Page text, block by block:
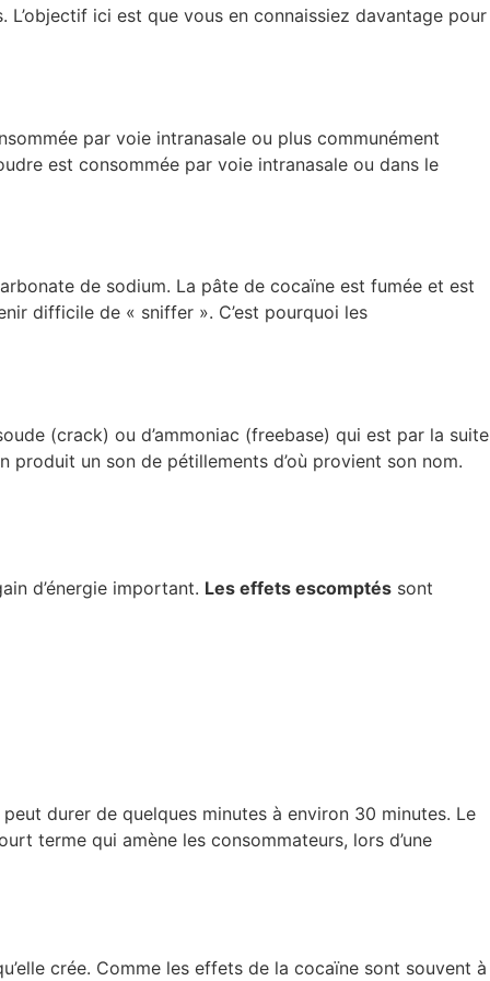
ici est que vous en connaissiez davantage pour
par voie intranasale ou plus communément
est consommée par voie intranasale ou dans le
de sodium. La pâte de cocaïne est fumée et est
difficile de « sniffer ». C’est pourquoi les
(crack) ou d’ammoniac (freebase) qui est par la suite
un son de pétillements d’où provient son nom.
d’énergie important. Les effets escomptés sont
durer de quelques minutes à environ 30 minutes. Le
terme qui amène les consommateurs, lors d’une
crée. Comme les effets de la cocaïne sont souvent à